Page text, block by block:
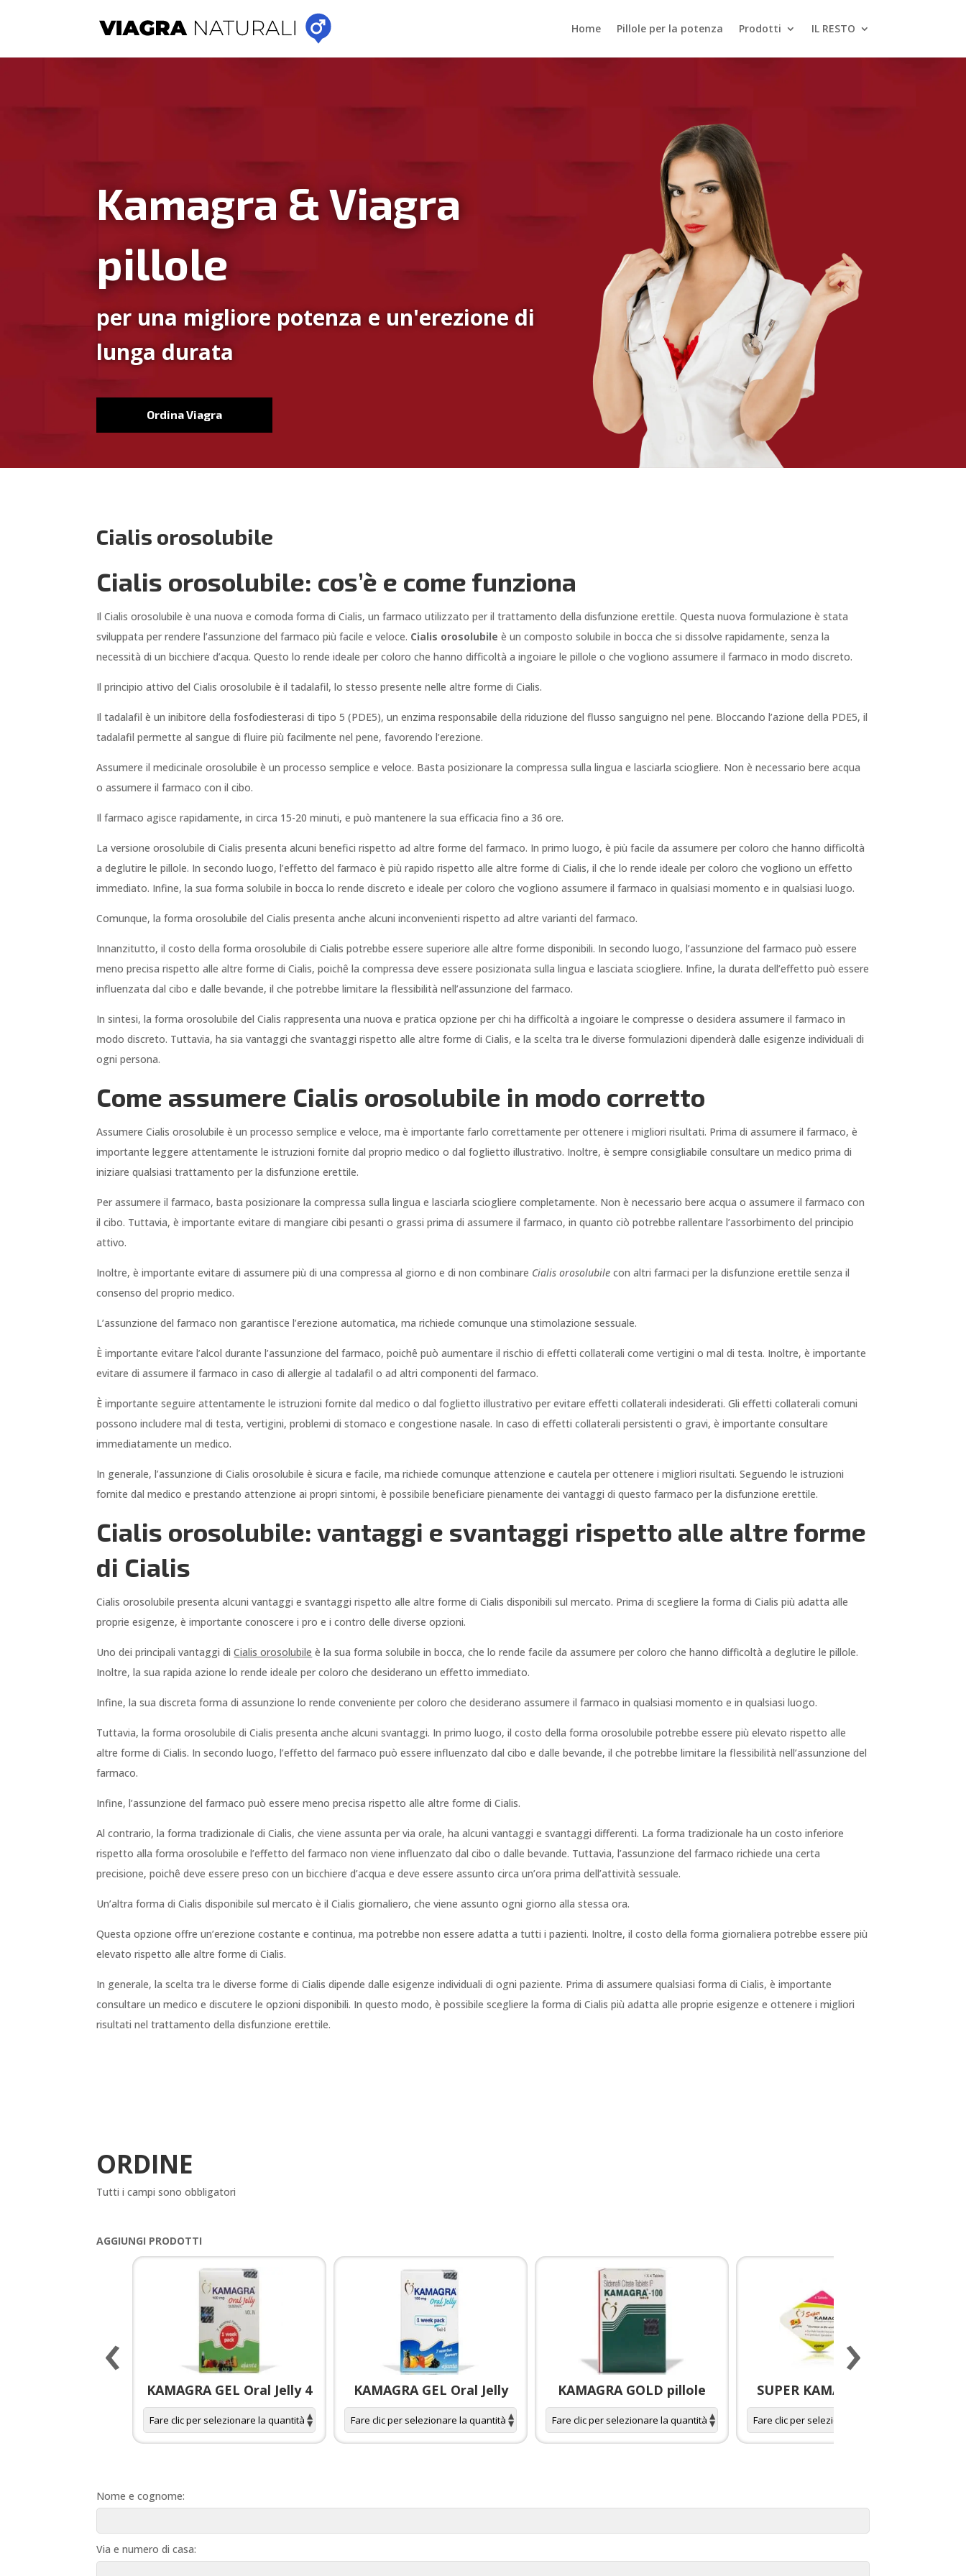
Home Pillole per la potenza Prodotti IL RESTO
Kamagra & Viagra
pillole
per una migliore potenza e un'erezione di
lunga durata
Ordina Viagra
Cialis orosolubile
Cialis orosolubile: cos’è e come funziona
Il Cialis orosolubile è una nuova e comoda forma di Cialis, un farmaco utilizzato per il trattamento della disfunzione erettile. Questa nuova formulazione è stata
sviluppata per rendere l’assunzione del farmaco più facile e veloce. Cialis orosolubile è un composto solubile in bocca che si dissolve rapidamente, senza la
necessità di un bicchiere d’acqua. Questo lo rende ideale per coloro che hanno difficoltà a ingoiare le pillole o che vogliono assumere il farmaco in modo discreto.
Il principio attivo del Cialis orosolubile è il tadalafil, lo stesso presente nelle altre forme di Cialis.
Il tadalafil è un inibitore della fosfodiesterasi di tipo 5 (PDE5), un enzima responsabile della riduzione del flusso sanguigno nel pene. Bloccando l’azione della PDE5, il
tadalafil permette al sangue di fluire più facilmente nel pene, favorendo l’erezione.
Assumere il medicinale orosolubile è un processo semplice e veloce. Basta posizionare la compressa sulla lingua e lasciarla sciogliere. Non è necessario bere acqua
o assumere il farmaco con il cibo.
Il farmaco agisce rapidamente, in circa 15-20 minuti, e può mantenere la sua efficacia fino a 36 ore.
La versione orosolubile di Cialis presenta alcuni benefici rispetto ad altre forme del farmaco. In primo luogo, è più facile da assumere per coloro che hanno difficoltà
a deglutire le pillole. In secondo luogo, l’effetto del farmaco è più rapido rispetto alle altre forme di Cialis, il che lo rende ideale per coloro che vogliono un effetto
immediato. Infine, la sua forma solubile in bocca lo rende discreto e ideale per coloro che vogliono assumere il farmaco in qualsiasi momento e in qualsiasi luogo.
Comunque, la forma orosolubile del Cialis presenta anche alcuni inconvenienti rispetto ad altre varianti del farmaco.
Innanzitutto, il costo della forma orosolubile di Cialis potrebbe essere superiore alle altre forme disponibili. In secondo luogo, l’assunzione del farmaco può essere
meno precisa rispetto alle altre forme di Cialis, poichê la compressa deve essere posizionata sulla lingua e lasciata sciogliere. Infine, la durata dell’effetto può essere
influenzata dal cibo e dalle bevande, il che potrebbe limitare la flessibilità nell’assunzione del farmaco.
In sintesi, la forma orosolubile del Cialis rappresenta una nuova e pratica opzione per chi ha difficoltà a ingoiare le compresse o desidera assumere il farmaco in
modo discreto. Tuttavia, ha sia vantaggi che svantaggi rispetto alle altre forme di Cialis, e la scelta tra le diverse formulazioni dipenderà dalle esigenze individuali di
ogni persona.
Come assumere Cialis orosolubile in modo corretto
Assumere Cialis orosolubile è un processo semplice e veloce, ma è importante farlo correttamente per ottenere i migliori risultati. Prima di assumere il farmaco, è
importante leggere attentamente le istruzioni fornite dal proprio medico o dal foglietto illustrativo. Inoltre, è sempre consigliabile consultare un medico prima di
iniziare qualsiasi trattamento per la disfunzione erettile.
Per assumere il farmaco, basta posizionare la compressa sulla lingua e lasciarla sciogliere completamente. Non è necessario bere acqua o assumere il farmaco con
il cibo. Tuttavia, è importante evitare di mangiare cibi pesanti o grassi prima di assumere il farmaco, in quanto ciò potrebbe rallentare l’assorbimento del principio
attivo.
Inoltre, è importante evitare di assumere più di una compressa al giorno e di non combinare Cialis orosolubile con altri farmaci per la disfunzione erettile senza il
consenso del proprio medico.
L’assunzione del farmaco non garantisce l’erezione automatica, ma richiede comunque una stimolazione sessuale.
È importante evitare l’alcol durante l’assunzione del farmaco, poichê può aumentare il rischio di effetti collaterali come vertigini o mal di testa. Inoltre, è importante
evitare di assumere il farmaco in caso di allergie al tadalafil o ad altri componenti del farmaco.
È importante seguire attentamente le istruzioni fornite dal medico o dal foglietto illustrativo per evitare effetti collaterali indesiderati. Gli effetti collaterali comuni
possono includere mal di testa, vertigini, problemi di stomaco e congestione nasale. In caso di effetti collaterali persistenti o gravi, è importante consultare
immediatamente un medico.
In generale, l’assunzione di Cialis orosolubile è sicura e facile, ma richiede comunque attenzione e cautela per ottenere i migliori risultati. Seguendo le istruzioni
fornite dal medico e prestando attenzione ai propri sintomi, è possibile beneficiare pienamente dei vantaggi di questo farmaco per la disfunzione erettile.
Cialis orosolubile: vantaggi e svantaggi rispetto alle altre forme
di Cialis
Cialis orosolubile presenta alcuni vantaggi e svantaggi rispetto alle altre forme di Cialis disponibili sul mercato. Prima di scegliere la forma di Cialis più adatta alle
proprie esigenze, è importante conoscere i pro e i contro delle diverse opzioni.
Uno dei principali vantaggi diCialis orosolubile è la sua forma solubile in bocca, che lo rende facile da assumere per coloro che hanno difficoltà a deglutire le pillole.
Inoltre, la sua rapida azione lo rende ideale per coloro che desiderano un effetto immediato.
Infine, la sua discreta forma di assunzione lo rende conveniente per coloro che desiderano assumere il farmaco in qualsiasi momento e in qualsiasi luogo.
Tuttavia, la forma orosolubile di Cialis presenta anche alcuni svantaggi. In primo luogo, il costo della forma orosolubile potrebbe essere più elevato rispetto alle
altre forme di Cialis. In secondo luogo, l’effetto del farmaco può essere influenzato dal cibo e dalle bevande, il che potrebbe limitare la flessibilità nell’assunzione del
farmaco.
Infine, l’assunzione del farmaco può essere meno precisa rispetto alle altre forme di Cialis.
Al contrario, la forma tradizionale di Cialis, che viene assunta per via orale, ha alcuni vantaggi e svantaggi differenti. La forma tradizionale ha un costo inferiore
rispetto alla forma orosolubile e l’effetto del farmaco non viene influenzato dal cibo o dalle bevande. Tuttavia, l’assunzione del farmaco richiede una certa
precisione, poichê deve essere preso con un bicchiere d’acqua e deve essere assunto circa un’ora prima dell’attività sessuale.
Un’altra forma di Cialis disponibile sul mercato è il Cialis giornaliero, che viene assunto ogni giorno alla stessa ora.
Questa opzione offre un’erezione costante e continua, ma potrebbe non essere adatta a tutti i pazienti. Inoltre, il costo della forma giornaliera potrebbe essere più
elevato rispetto alle altre forme di Cialis.
In generale, la scelta tra le diverse forme di Cialis dipende dalle esigenze individuali di ogni paziente. Prima di assumere qualsiasi forma di Cialis, è importante
consultare un medico e discutere le opzioni disponibili. In questo modo, è possibile scegliere la forma di Cialis più adatta alle proprie esigenze e ottenere i migliori
risultati nel trattamento della disfunzione erettile.
ORDINE
Tutti i campi sono obbligatori
AGGIUNGI PRODOTTI
KAMAGRA GEL Oral Jelly 4 KAMAGRA GEL Oral Jelly KAMAGRA GOLD pillole SUPER KAMAGRA pillole
‹ ›
Nome e cognome:
Via e numero di casa: